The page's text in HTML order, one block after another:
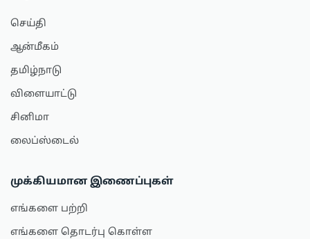
செய்தி
ஆன்மீகம்
தமிழ்நாடு
விளையாட்டு
சினிமா
லைப்ஸ்டைல்
முக்கியமான இணைப்புகள்
எங்களை பற்றி
எங்களை தொடர்பு கொள்ள